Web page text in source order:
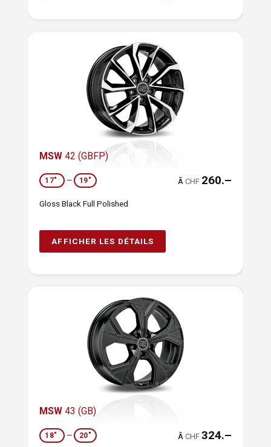
MSW 42 (GBFP)
17" — 19" ÃCHF 260.–
Gloss Black Full Polished
AFFICHER LES DÉTAILS
MSW 43 (GB)
18" — 20" ÃCHF 324.–